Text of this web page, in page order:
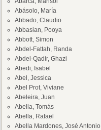
Abásolo, María
Abbado, Claudio
Abbasian, Pooya
Abbott, Simon
Abdel-Fattah, Randa
Abdel-Qadir, Ghazi
Abedi, Isabel
Abel, Jessica
Abel Prot, Viviane
Abeleira, Juan
Abella, Tomás
Abella, Rafael
Abella Mardones, José Antonio